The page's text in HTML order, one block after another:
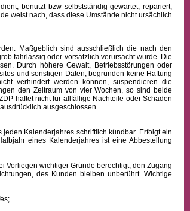
benutzt bzw selbstständig gewartet, repariert,
weist nach, dass diese Umstände nicht ursächlich
Maßgeblich sind ausschließlich die nach den
fahrlässig oder vorsätzlich verursacht wurde. Die
Durch höhere Gewalt, Betriebsstörungen oder
und sonstigen Daten, begründen keine Haftung
verhindert werden können, suspendieren die
den Zeitraum von vier Wochen, so sind beide
haftet nicht für allfällige Nachteile oder Schäden
ausgeschlossen.
Kalenderjahres schriftlich kündbar. Erfolgt ein
eines Kalenderjahres ist eine Abbestellung
wichtiger Gründe berechtigt, den Zugang
des Kunden bleiben unberührt. Wichtige